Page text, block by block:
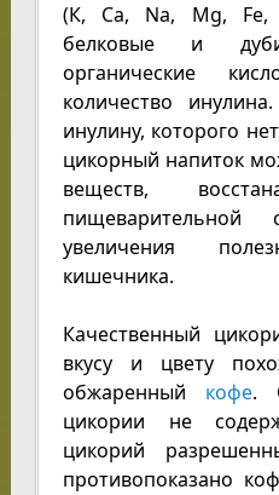
(К, Ca, Na, Mg,
белковые и
органические
количество
инулину, которого
цикорный напиток
веществ,
увеличения
кишечника.
Качественный
вкусу и цвету
обжаренный кофе.
цикории не
цикорий
противопоказано